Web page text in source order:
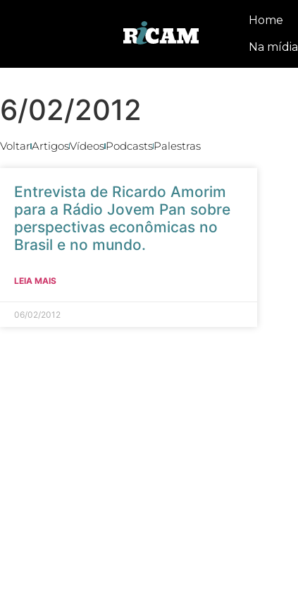
Home
Na mídia
6/02/2012
VoltarArtigosVídeosPodcastsPalestras
Entrevista de Ricardo Amorim
para a Rádio Jovem Pan sobre
perspectivas econômicas no
Brasil e no mundo.
LEIA MAIS
06/02/2012